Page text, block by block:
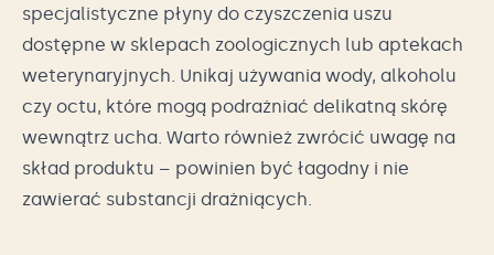
specjalistyczne płyny do czyszczenia uszu
dostępne w sklepach zoologicznych lub aptekach
weterynaryjnych. Unikaj używania wody, alkoholu
czy octu, które mogą podrażniać delikatną skórę
wewnątrz ucha. Warto również zwrócić uwagę na
skład produktu – powinien być łagodny i nie
zawierać substancji drażniących.